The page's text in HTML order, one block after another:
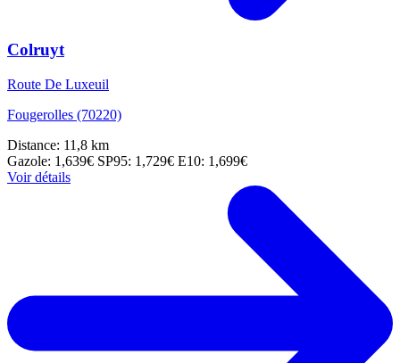
Colruyt
Route De Luxeuil
Fougerolles (70220)
Distance: 11,8 km
Gazole: 1,639€ SP95: 1,729€ E10: 1,699€
Voir détails